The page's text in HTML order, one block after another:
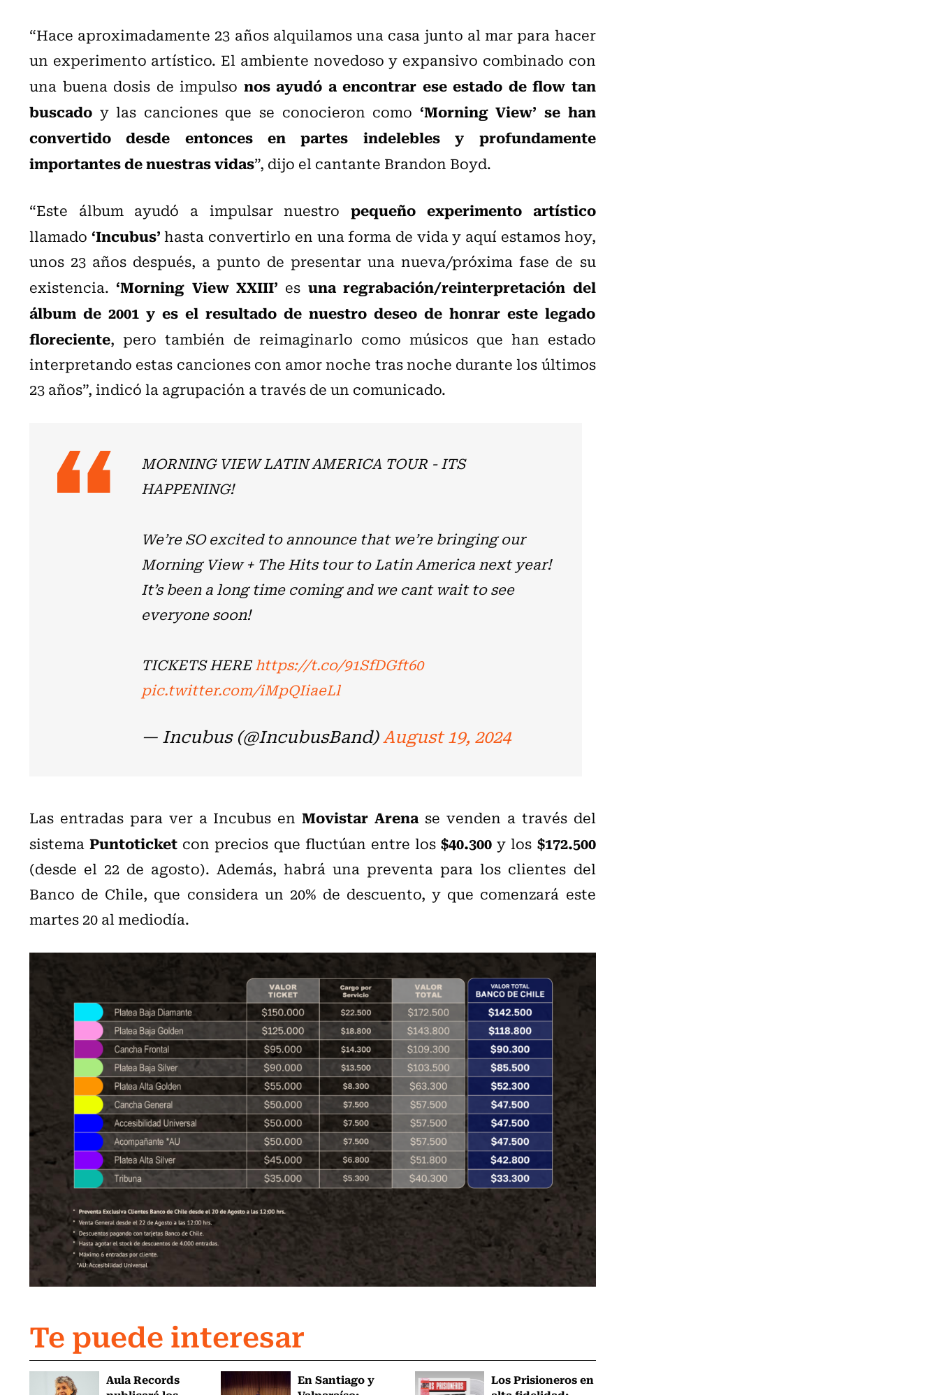
“Hace aproximadamente 23 años alquilamos una casa junto al mar para hacer
un experimento artístico. El ambiente novedoso y expansivo combinado con
una buena dosis de impulso nos ayudó a encontrar ese estado de flow tan
buscado y las canciones que se conocieron como ‘Morning View’ se han
convertido desde entonces en partes indelebles y profundamente
importantes de nuestras vidas”, dijo el cantante Brandon Boyd.
“Este álbum ayudó a impulsar nuestropequeño experimento artístico
llamado ‘Incubus’hasta convertirlo en una forma de vida y aquí estamos hoy,
unos 23 años después, a punto de presentar una nueva/próxima fase de su
existencia.‘Morning View XXIII’ es una regrabación/reinterpretación del
álbum de 2001 y es el resultado de nuestro deseo de honrar este legado
floreciente, pero también de reimaginarlo como músicos que han estado
interpretando estas canciones con amor noche tras noche durante los últimos
23 años”, indicó la agrupación a través de un comunicado.
MORNING VIEW LATIN AMERICA TOUR - ITS
HAPPENING!
We’re SO excited to announce that we’re bringing our
Morning View + The Hits tour to Latin America next year!
It’s been a long time coming and we cant wait to see
everyone soon!
TICKETS HEREhttps://t.co/91SfDGft60
pic.twitter.com/iMpQIiaeLl
— Incubus (@IncubusBand)August 19, 2024
Las entradas para ver a Incubus enMovistar Arena se venden a través del
sistemaPuntoticket con precios que fluctúan entre los$40.300 y los $172.500
(desde el 22 de agosto). Además, habrá una preventa para los clientes del
Banco de Chile, que considera un 20% de descuento, y que comenzará este
martes 20 al mediodía.
Te puede interesar
Aula Records
En Santiago y
Los Prisioneros en